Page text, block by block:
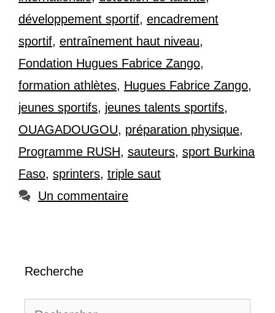
développement sportif, encadrement
sportif, entraînement haut niveau,
Fondation Hugues Fabrice Zango,
formation athlètes, Hugues Fabrice Zango,
jeunes sportifs, jeunes talents sportifs,
OUAGADOUGOU, préparation physique,
Programme RUSH, sauteurs, sport Burkina
Faso, sprinters, triple saut
Un commentaire
Recherche